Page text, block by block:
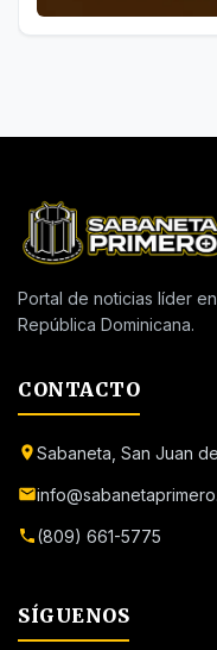
Portal de noticias líder
República Dominicana.
CONTACTO
Sabaneta, San Juan
(809) 661-5775
SÍGUENOS